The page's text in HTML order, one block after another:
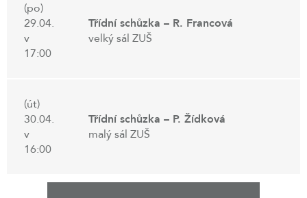
(po)
29.04.
v
17:00
Třídní schůzka – R. Francová
velký sál ZUŠ
(út)
30.04.
v
16:00
Třídní schůzka – P. Žídková
malý sál ZUŠ